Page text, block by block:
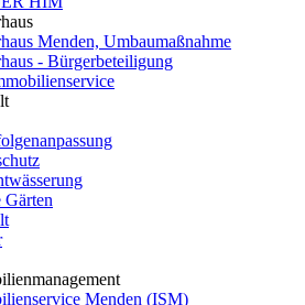
Menden, Umbaumaßnahme
- Bürgerbeteiligung
Gärten
Menden (ISM)